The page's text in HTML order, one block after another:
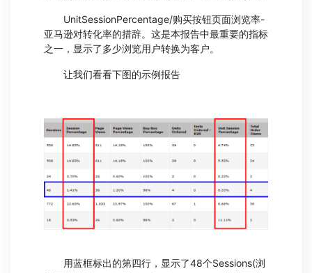
UnitSessionPercentage/购买按钮页面浏览率-
亚马逊对转化率的措辞。这是本报告中最重要的指标
之一，显示了多少浏览用户转换为客户。
让我们看看下图的示例报告
用蓝框标出的第四行，显示了48个Sessions(浏